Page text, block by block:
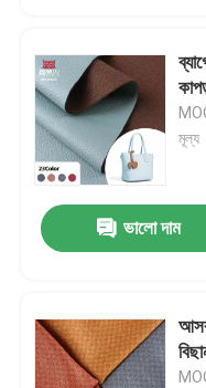
ভালো দাম